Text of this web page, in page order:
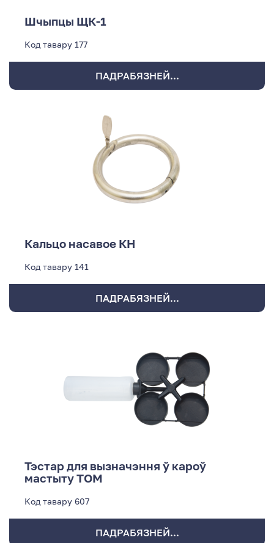
Шчыпцы ЩК-1
Код тавару 177
ПАДРАБЯЗНЕЙ...
Кальцо насавое КН
Код тавару 141
ПАДРАБЯЗНЕЙ...
Тэстар для вызначэння ў кароў
мастыту ТОМ
Код тавару 607
ПАДРАБЯЗНЕЙ...